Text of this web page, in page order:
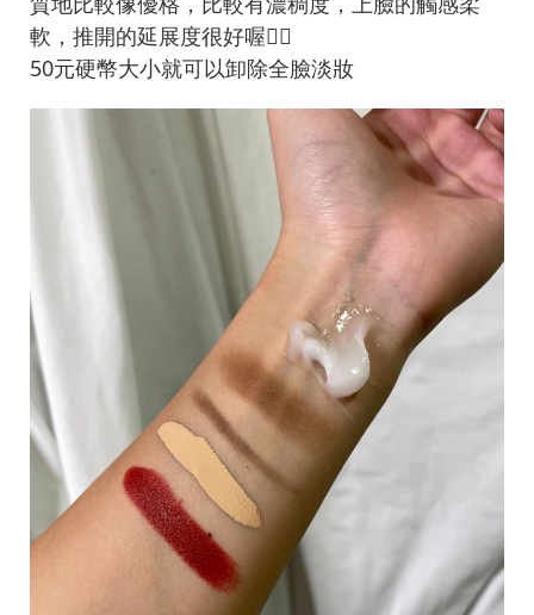
軟，推開的延展度很好喔👌🏻
50元硬幣大小就可以卸除全臉淡妝